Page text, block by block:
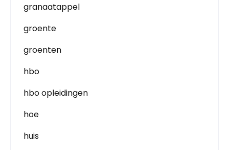
granaatappel
groente
groenten
hbo
hbo opleidingen
hoe
huis